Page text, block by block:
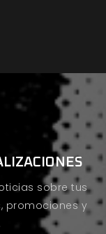
sobre tus
promociones y